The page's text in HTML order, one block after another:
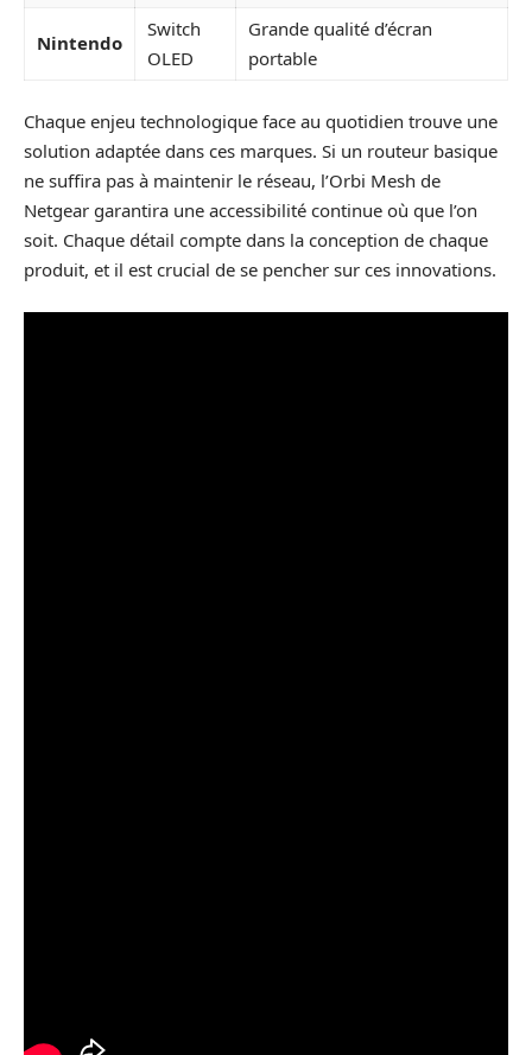
Nintendo
Switch
OLED
Grande qualité d’écran
portable
Chaque enjeu technologique face au quotidien trouve une
solution adaptée dans ces marques. Si un routeur basique
ne suffira pas à maintenir le réseau, l’Orbi Mesh de
Netgear garantira une accessibilité continue où que l’on
soit. Chaque détail compte dans la conception de chaque
produit, et il est crucial de se pencher sur ces innovations.